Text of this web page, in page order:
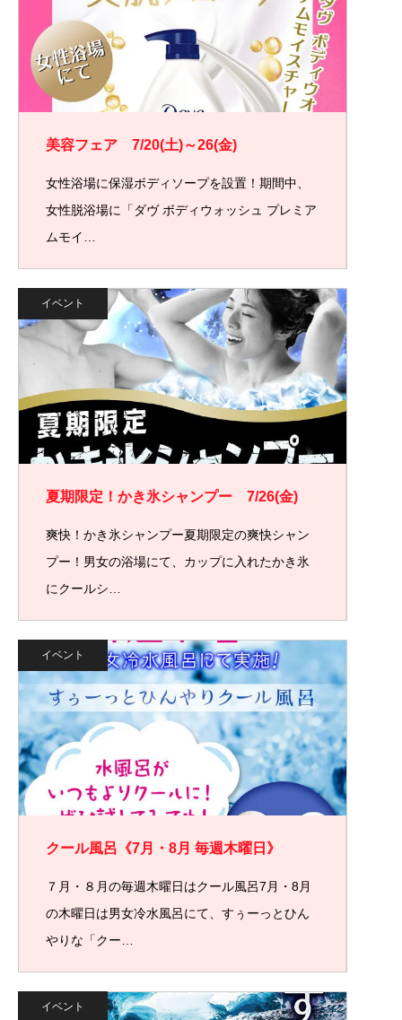
美容フェア 7/20(土)～26(金)
女性浴場に保湿ボディソープを設置！期間中、
女性脱浴場に「ダヴ ボディウォッシュ プレミア
ムモイ…
イベント
夏期限定！かき氷シャンプー 7/26(金)
爽快！かき氷シャンプー夏期限定の爽快シャン
プー！男女の浴場にて、カップに入れたかき氷
にクールシ…
イベント
クール風呂《7月・8月 毎週木曜日》
７月・８月の毎週木曜日はクール風呂7月・8月
の木曜日は男女冷水風呂にて、すぅーっとひん
やりな「クー…
イベント